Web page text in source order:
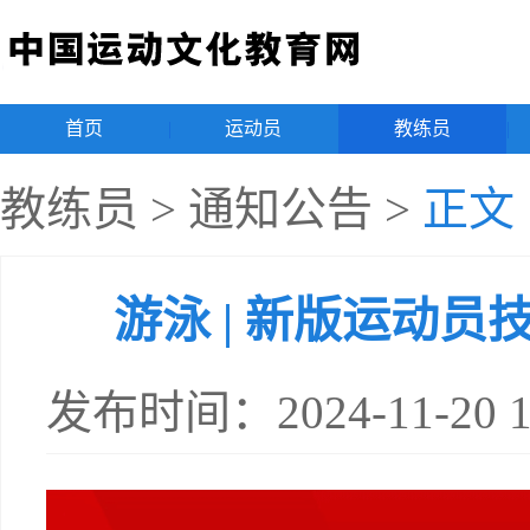
首页 运动员 教练员
教练员 > 通知公告 > 正文
游泳 | 新版运动员
发布时间：2024-11-